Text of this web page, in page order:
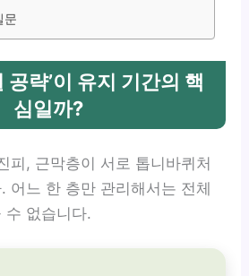
문
공략’이 유지 기간의 핵
심일까?
피, 근막층이 서로 톱니바퀴처
어느 한 층만 관리해서는 전체
수 없습니다.